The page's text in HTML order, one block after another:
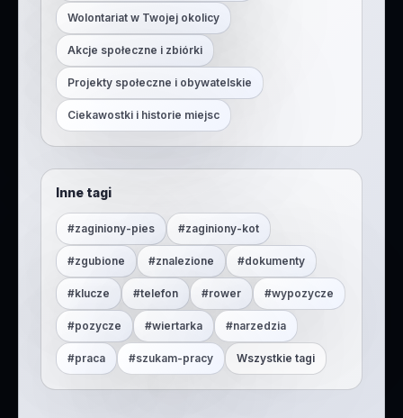
Wolontariat w Twojej okolicy
Akcje społeczne i zbiórki
Projekty społeczne i obywatelskie
Ciekawostki i historie miejsc
Inne tagi
#zaginiony-pies #zaginiony-kot
#zgubione #znalezione #dokumenty
#klucze #telefon #rower #wypozycze
#pozycze #wiertarka #narzedzia
#praca #szukam-pracy Wszystkie tagi